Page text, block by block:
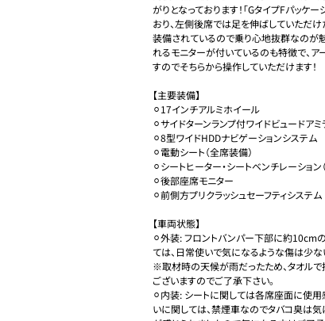
がりとなっております！「GタイプFパッケ
おり、左側後席では足を伸ばしていただけ
装備されているので乗り心地抜群なのが
れるモニターが付いているのも特徴で、ア
すのでそちらから操作していただけます！
【主要装備】
⚪︎17インチアルミホイール
⚪︎サイドターンランプ付ワイドビュードアミ
⚪︎8型ワイドHDDナビゲーションシステム
⚪︎電動シート（全席装備）
⚪︎シートヒーター・シートベンチレーション
⚪︎後部座席モニター
⚪︎前側方プリクラッシュセーフティシステム
【車両状態】
⚪︎外装: フロントバンパー下部に約10cm
ては、日常使いで気になるような傷は少な
※取材時の天候が雨だったため、タオル
ございますのでご了承下さい。
⚪︎内装: シートに関しては各席座面に使
いに関しては、禁煙車なのでタバコ臭は気